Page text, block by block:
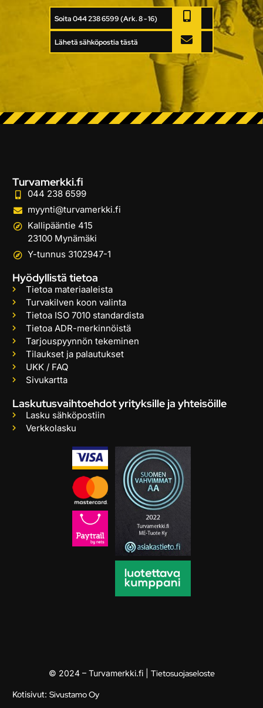
Soita 044 238 6599 (Ark. 8 - 16)
Lähetä sähköpostia tästä
Turvamerkki.fi
044 238 6599
myynti@turvamerkki.fi
Kallipääntie 415
23100 Mynämäki
Y-tunnus 3102947-1
Hyödyllistä tietoa
Tietoa materiaaleista
Turvakilven koon valinta
Tietoa ISO 7010 standardista
Tietoa ADR-merkinnöistä
Tarjouspyynnön tekeminen
Tilaukset ja palautukset
UKK / FAQ
Sivukartta
Laskutusvaihtoehdot yrityksille ja yhteisöille
Lasku sähköpostiin
Verkkolasku
© 2024 – Turvamerkki.fi | Tietosuojaseloste
Kotisivut: Sivustamo Oy